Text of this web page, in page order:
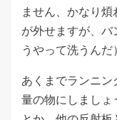
ません、かなり
が外せますが、
うやって洗うんだ
あくまでランニ
量の物にしましょ